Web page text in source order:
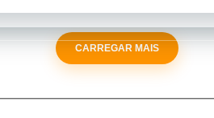
CARREGAR MAIS